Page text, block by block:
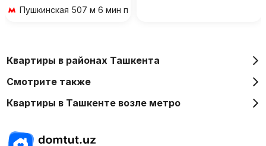
Пушкинская 507 м 6 мин пешком
Квартиры в районах Ташкента
Смотрите также
Квартиры в Ташкенте возле метро